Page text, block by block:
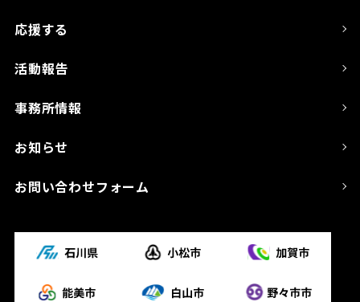
応援する
活動報告
事務所情報
お知らせ
お問い合わせフォーム